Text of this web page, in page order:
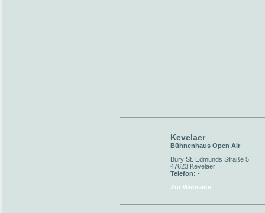
Kevelaer
Bühnenhaus Open Air
Bury St. Edmunds Straße 5
47623 Kevelaer
Telefon: -
Zur Webseite